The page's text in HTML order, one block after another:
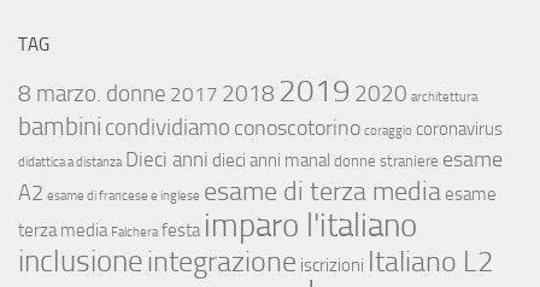
TAG
8 marzo. donne 2017 2018 2019 2020 architettura
bambini condividiamo conoscotorino coraggio coronavirus
didattica a distanza Dieci anni dieci anni manal donne straniere esame
A2 esame di francese e inglese esame di terza media esame
terza media Falchera festa imparo l'italiano
inclusione integrazione iscrizioni Italiano L2